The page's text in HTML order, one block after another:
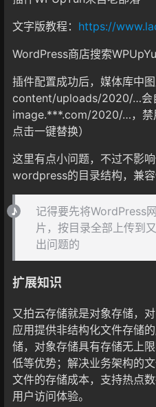
文字版教程： https://
WordPress商店搜索
插件配置成功后，媒体库中
content/uploads/2020/…会
image.***.com/2020/…，禁
点击一键替换）
这里有点小问题，不过不影
wordpress的目录结构，兼
记得要先将WordPress
片，按目录全部上传到
出问题的
扩展知识
又拍云存储就是对象存储，
应用提供非结构化文件存储
储，对象存储具有存储无上
低等优势；解决业务架构的
文件的存储成本，支持热点
用户访问体验。